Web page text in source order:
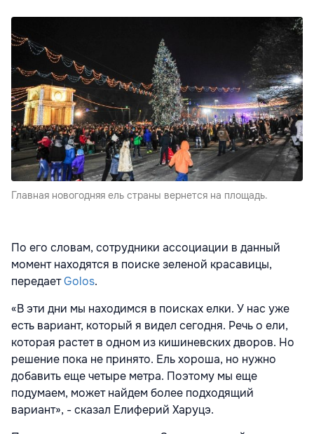
Главная новогодняя ель страны вернется на площадь.
По его словам, сотрудники ассоциации в данный
момент находятся в поиске зеленой красавицы,
передаетGolos.
«В эти дни мы находимся в поисках елки. У нас уже
есть вариант, который я видел сегодня. Речь о ели,
которая растет в одном из кишиневских дворов. Но
решение пока не принято. Ель хороша, но нужно
добавить еще четыре метра. Поэтому мы еще
подумаем, может найдем более подходящий
вариант», - сказал Елиферий Харуцэ.